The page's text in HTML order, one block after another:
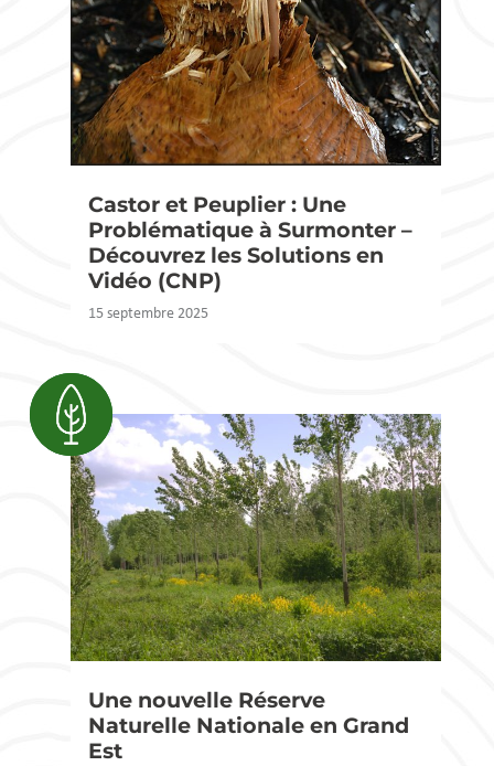
Castor et Peuplier : Une
Problématique à Surmonter –
Découvrez les Solutions en
Vidéo (CNP)
15 septembre 2025
Une nouvelle Réserve
Naturelle Nationale en Grand
Est